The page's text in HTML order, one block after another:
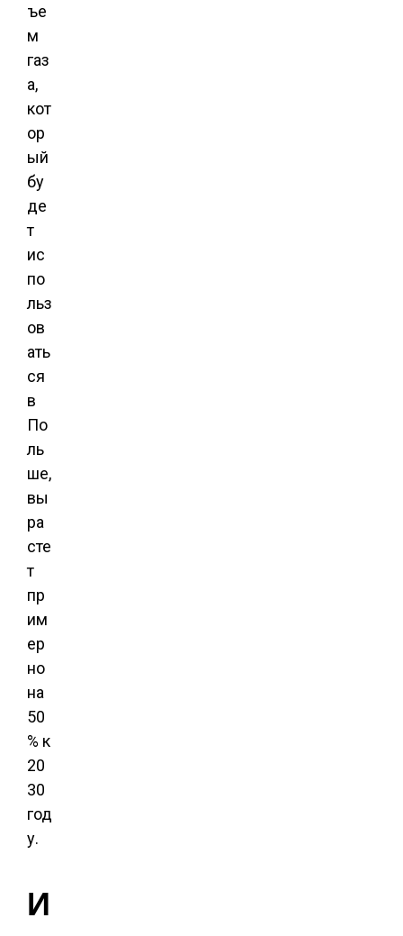
ъе
м
газ
а,
кот
ор
ый
бу
де
т
ис
по
льз
ов
ать
ся
в
По
ль
ше,
вы
ра
сте
т
пр
им
ер
но
на
50
% к
20
30
год
у.
И